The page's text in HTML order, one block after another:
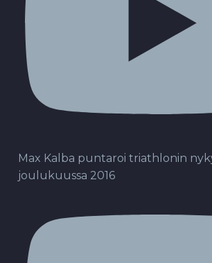
Max Kalba puntaroi triathlonin
joulukuussa 2016